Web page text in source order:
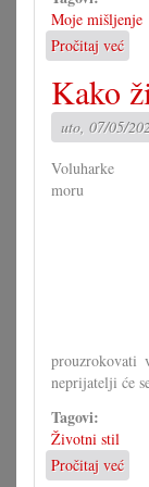
Moje mišljenje
Pročitaj već
Bolje
Kako
uto, 07/05/
Voluharke
moru
neprijatelji će
Tagovi:
Životni stil
Pročitaj već